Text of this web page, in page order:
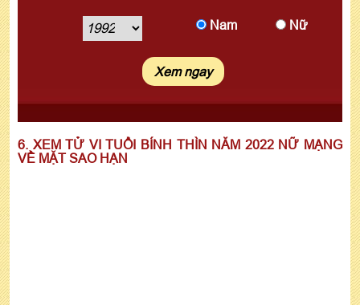
Nam Nữ
6. XEM TỬ VI TUỔI BÍNH THÌN NĂM 2022 NỮ MẠNG
VỀ MẶT SAO HẠN